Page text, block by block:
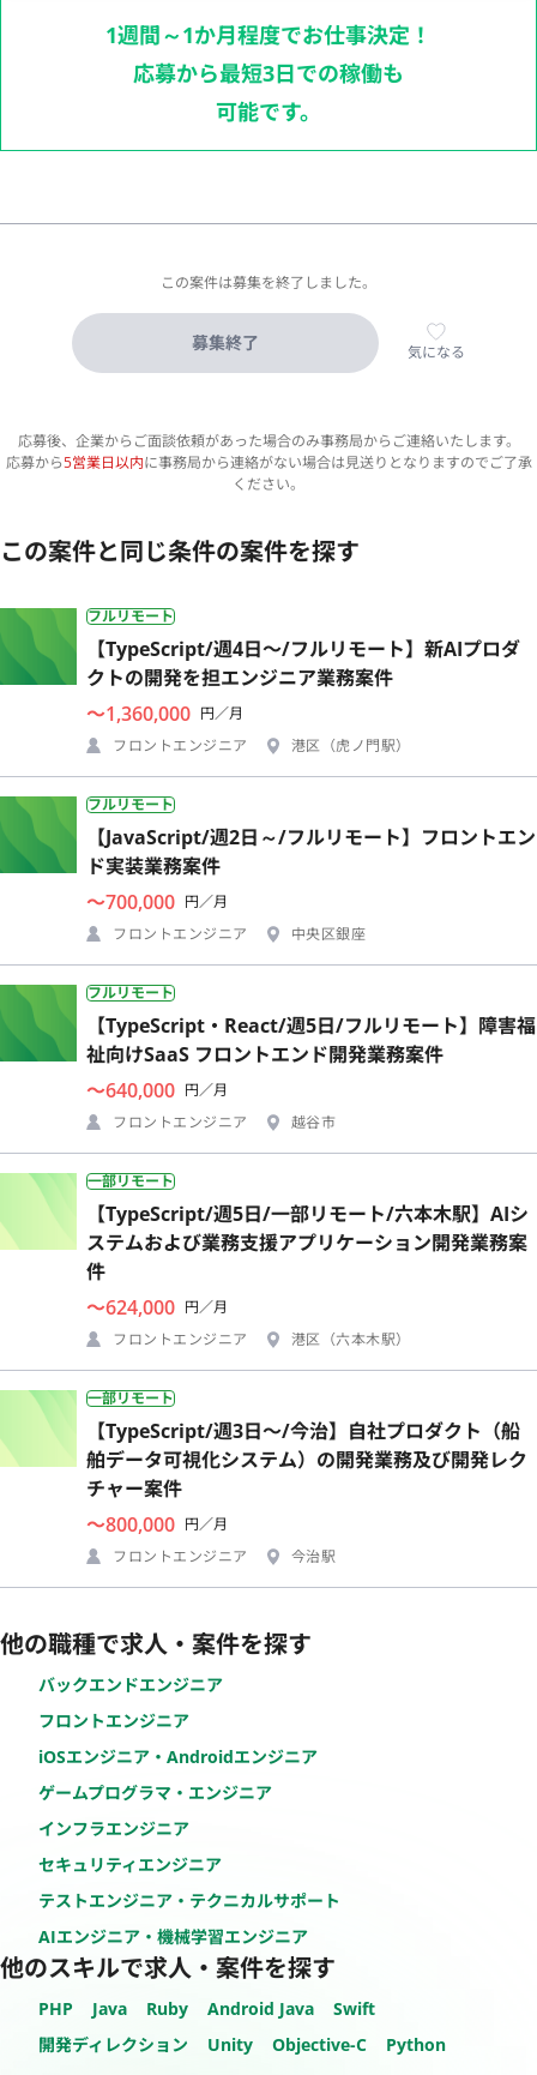
1週間～1か月程度でお仕事決定！
応募から最短3日での稼働も
可能です。
この案件は募集を終了しました。
募集終了 気になる
応募後、企業からご面談依頼があった場合のみ事務局からご連絡いたします。
応募から5営業日以内に事務局から連絡がない場合は見送りとなりますのでご了承
ください。
この案件と同じ条件の案件を探す
フルリモート
【TypeScript/週4日〜/フルリモート】新AIプロダ
クトの開発を担エンジニア業務案件
〜1,360,000 円／月
フロントエンジニア
港区（虎ノ門駅）
フルリモート
【JavaScript/週2日～/フルリモート】フロントエン
ド実装業務案件
〜700,000 円／月
フロントエンジニア
中央区銀座
フルリモート
【TypeScript・React/週5日/フルリモート】障害福
祉向けSaaS フロントエンド開発業務案件
〜640,000 円／月
フロントエンジニア
越谷市
一部リモート
【TypeScript/週5日/一部リモート/六本木駅】AIシ
ステムおよび業務支援アプリケーション開発業務案
件
〜624,000 円／月
フロントエンジニア
港区（六本木駅）
一部リモート
【TypeScript/週3日〜/今治】自社プロダクト（船
舶データ可視化システム）の開発業務及び開発レク
チャー案件
〜800,000 円／月
フロントエンジニア
今治駅
他の職種で求人・案件を探す
バックエンドエンジニア
フロントエンジニア
iOSエンジニア・Androidエンジニア
ゲームプログラマ・エンジニア
インフラエンジニア
セキュリティエンジニア
テストエンジニア・テクニカルサポート
AIエンジニア・機械学習エンジニア
他のスキルで求人・案件を探す
PHP Java Ruby Android Java
Swift
開発ディレクション
Unity Objective-C Python